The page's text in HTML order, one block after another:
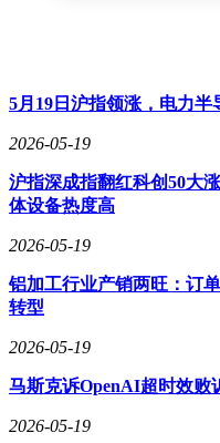
5月19日沪指领涨，电力
2026-05-19
沪指深成指翻红科创50大
体设备热度高
2026-05-19
铝加工行业产销两旺：订
转型
2026-05-19
马斯克诉OpenAI超时效败
2026-05-19